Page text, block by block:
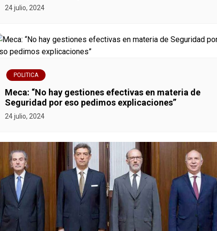
24 julio, 2024
POLITICA
Meca: “No hay gestiones efectivas en materia de
Seguridad por eso pedimos explicaciones”
24 julio, 2024